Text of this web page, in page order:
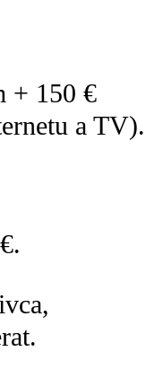
+ 150 €
a TV).